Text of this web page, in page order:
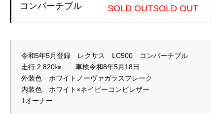
コンバーチブル SOLD OUTSOLD OUT
令和5年5月登録　レクサス　LC500　コンバーチブル
走行 2,820㎞　　車検令和8年5月18日
外装色　ホワイトノーヴァガラスフレーク
内装色　ホワイト×ネイビーコンビレザー
1オーナー